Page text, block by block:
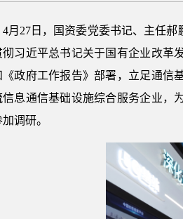
4月27日，国资委党委书记、主任
彻习近平总书记关于国有企业改革
《政府工作报告》部署，立足通信
信息通信基础设施综合服务企业，
调研。